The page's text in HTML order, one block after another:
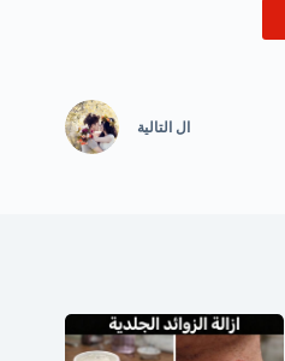
ال التالية